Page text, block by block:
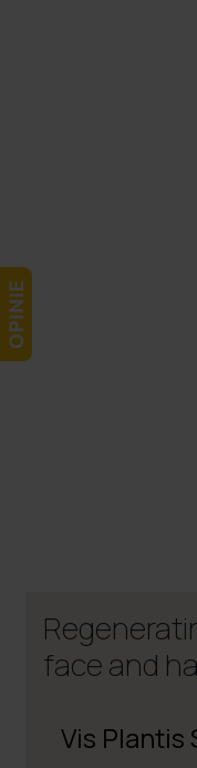
face and
Vis Plantis